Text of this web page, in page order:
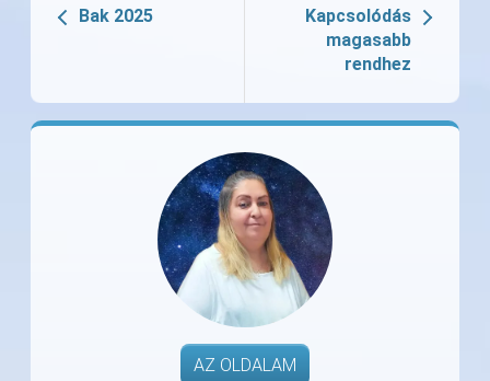
Bak 2025
Kapcsolódás
magasabb
rendhez
AZ OLDALAM